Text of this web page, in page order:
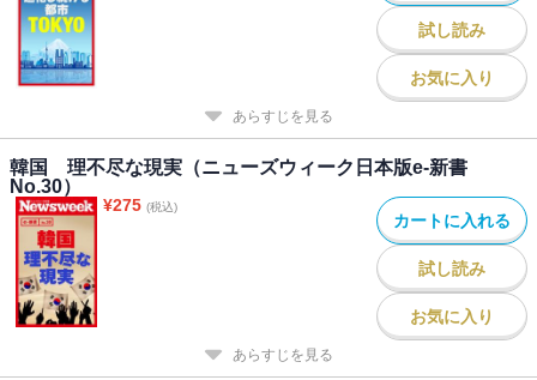
試し読み
お気に入り
あらすじを見る
韓国 理不尽な現実（ニューズウィーク日本版e-新書
No.30）
¥275 (税込)
カートに入れる
試し読み
お気に入り
あらすじを見る